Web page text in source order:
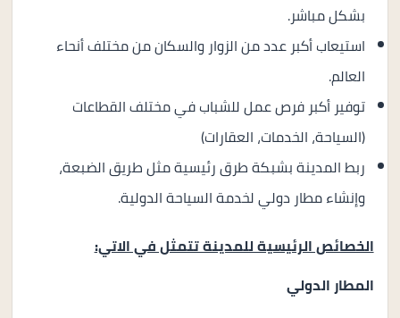
بشكل مباشر.
استيعاب أكبر عدد من الزوار والسكان من مختلف أنحاء
العالم.
توفير أكبر فرص عمل للشباب في مختلف القطاعات
(السياحة، الخدمات، العقارات)
ربط المدينة بشبكة طرق رئيسية مثل طريق الضبعة،
وإنشاء مطار دولي لخدمة السياحة الدولية.
الخصائص الرئيسية للمدينة تتمثل في الاتي:
المطار الدولي